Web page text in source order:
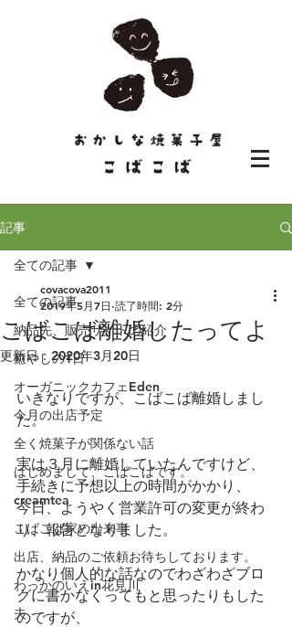
記事
全ての記事
納品先、販売サイトの紹介
癒やしの1日
オーガニックカフェEden
今月の出店予定
全く焼菓子が関係ない話
はじめまして、こばこばです。
creamtea
こばこば家の出来事
出店、納品のご依頼お待ちしております。
わっかのいえin花見川
夫
全ての記事
こばこば離婚したってよ
covacova2011
2019年5月7日 読了時間: 2分
更新日： 2020年3月20日
いきなりですが、こばこば離婚しまし
た。
実は３月に離婚していたんですけど、
手続きに予想以上の時間がかかり、
今日、ようやく営業許可の変更が終わ
り、報告となりました。
かなり個人的な話なのでわざわざブロ
グに書かなくってもと思ったりもした
のですが、